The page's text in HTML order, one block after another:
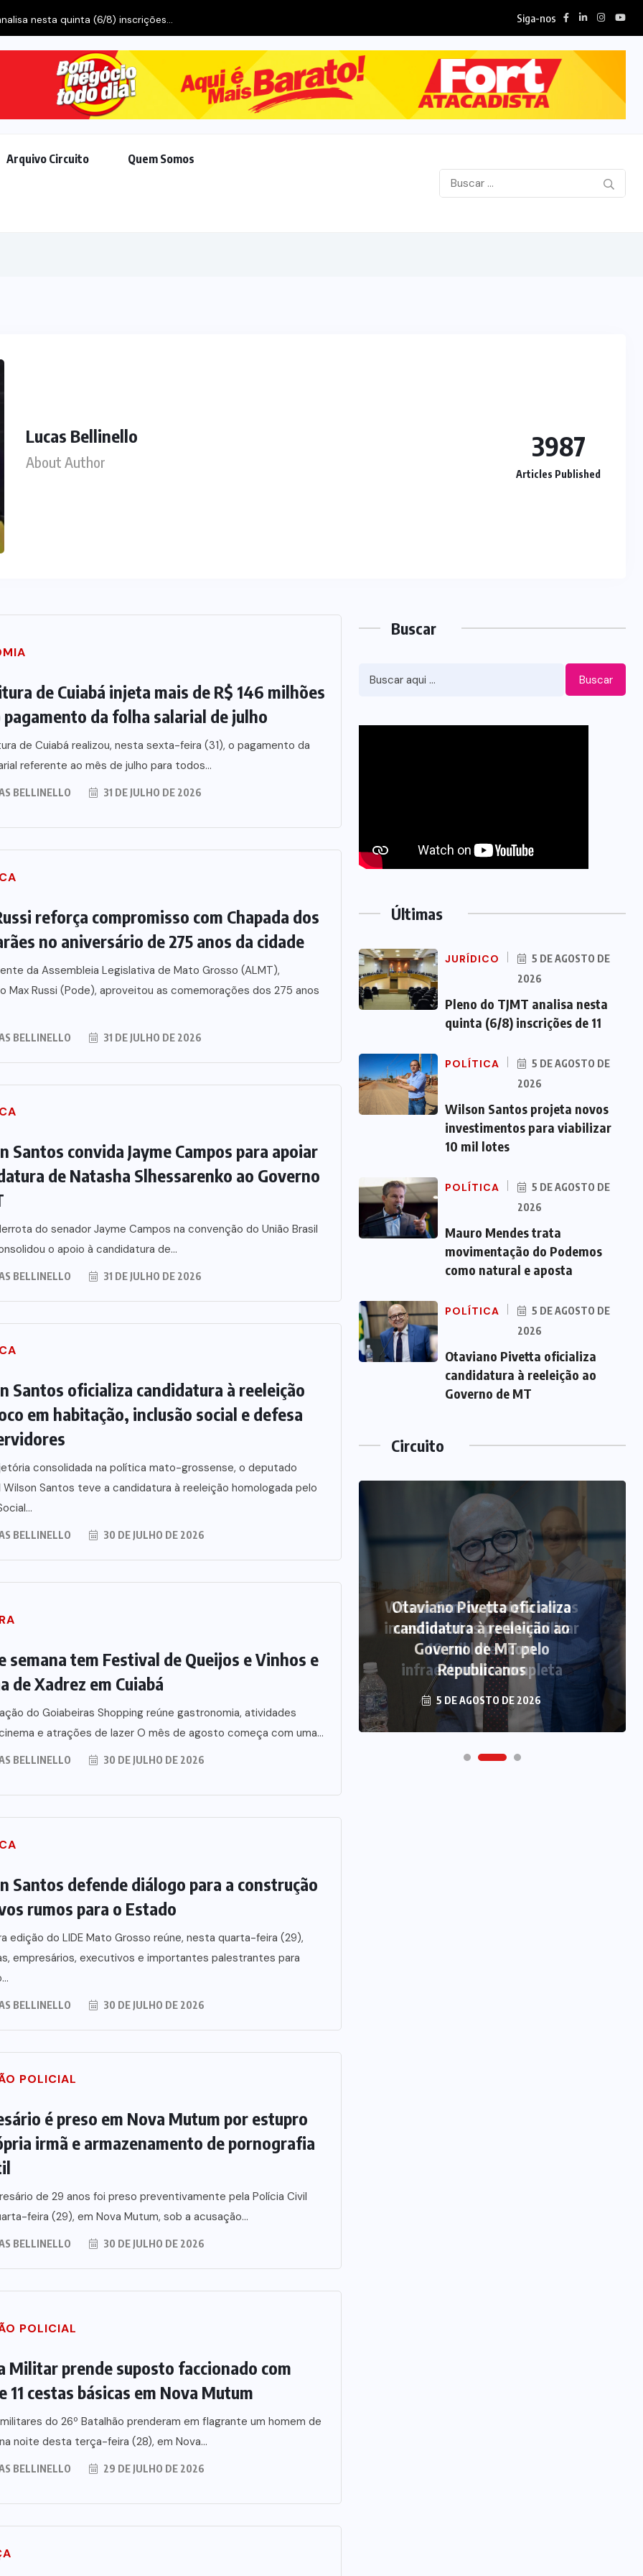
Wilson Santos projeta novos investimentos para viabilizar 10... Siga-nos
Arquivo Circuito Quem Somos
Lucas Bellinello
About Author 3987
Articles Published
de Cuiabá injeta mais de R$ 146 milhões
pagamento da folha salarial de julho
de Cuiabá realizou, nesta sexta-feira (31), o pagamento da
referente ao mês de julho para todos...
BELLINELLO 31 DE JULHO DE 2026
reforça compromisso com Chapada dos
no aniversário de 275 anos da cidade
da Assembleia Legislativa de Mato Grosso (ALMT),
Max Russi (Pode), aproveitou as comemorações dos 275 anos
BELLINELLO 31 DE JULHO DE 2026
Santos convida Jayme Campos para apoiar
de Natasha Slhessarenko ao Governo
do senador Jayme Campos na convenção do União Brasil
o apoio à candidatura de...
BELLINELLO 31 DE JULHO DE 2026
Santos oficializa candidatura à reeleição
em habitação, inclusão social e defesa
consolidada na política mato-grossense, o deputado
Santos teve a candidatura à reeleição homologada pelo
BELLINELLO 30 DE JULHO DE 2026
semana tem Festival de Queijos e Vinhos e
de Xadrez em Cuiabá
do Goiabeiras Shopping reúne gastronomia, atividades
e atrações de lazer O mês de agosto começa com uma...
BELLINELLO 30 DE JULHO DE 2026
Santos defende diálogo para a construção
rumos para o Estado
edição do LIDE Mato Grosso reúne, nesta quarta-feira (29),
empresários, executivos e importantes palestrantes para
BELLINELLO 30 DE JULHO DE 2026
POLICIAL
é preso em Nova Mutum por estupro
irmã e armazenamento de pornografia
de 29 anos foi preso preventivamente pela Polícia Civil
feira (29), em Nova Mutum, sob a acusação...
BELLINELLO 30 DE JULHO DE 2026
POLICIAL
Militar prende suposto faccionado com
11 cestas básicas em Nova Mutum
do 26º Batalhão prenderam em flagrante um homem de
noite desta terça-feira (28), em Nova...
BELLINELLO 29 DE JULHO DE 2026
Buscar
Buscar
Últimas
JURÍDICO
5 DE AGOSTO DE
2026
Pleno do TJMT analisa nesta
quinta (6/8) inscrições de 11
POLÍTICA
5 DE AGOSTO DE
2026
Wilson Santos projeta novos
investimentos para viabilizar
10 mil lotes
POLÍTICA
5 DE AGOSTO DE
2026
Mauro Mendes trata
movimentação do Podemos
como natural e aposta
POLÍTICA
5 DE AGOSTO DE
2026
Otaviano Pivetta oficializa
candidatura à reeleição ao
Governo de MT
Circuito
de
10 mil lotes com
infraestrutura completa
Otaviano Pivetta oficializa
candidatura à reeleição ao
Governo de MT pelo
Republicanos
5 DE AGOSTO DE 2026